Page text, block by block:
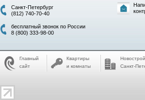
Санкт-Петербург
(812) 740-70-40
бесплатный звонок по России
8 (800) 333-98-00
Главный
сайт
Квартиры
и комнаты
Санкт-